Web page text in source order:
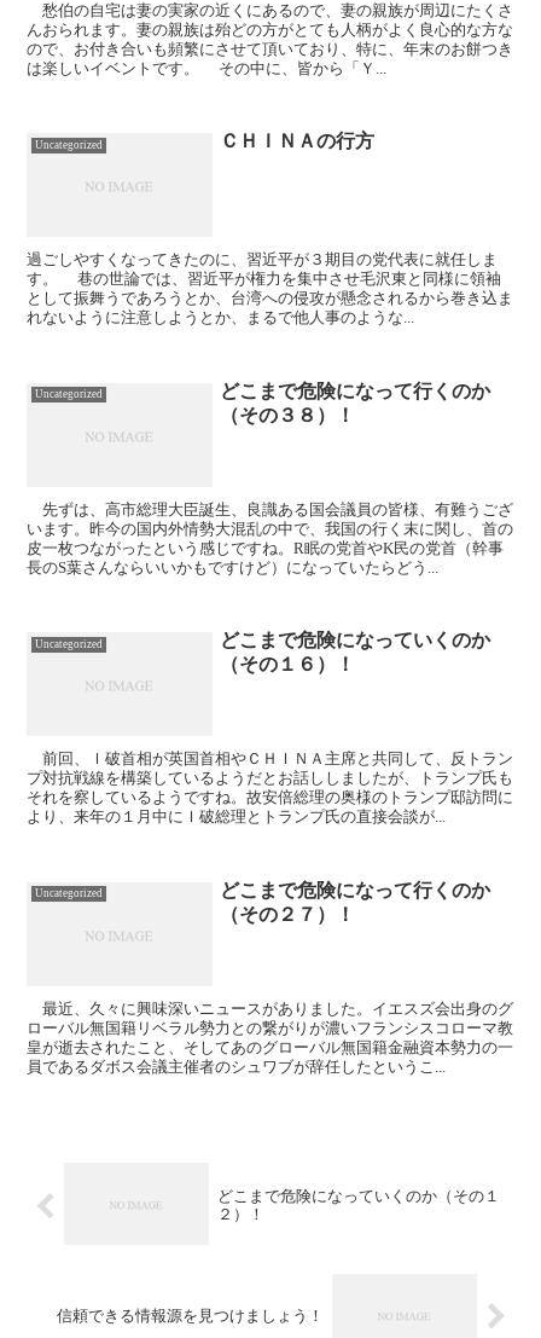
愁伯の自宅は妻の実家の近くにあるので、妻の親族が周辺にたくさ
んおられます。妻の親族は殆どの方がとても人柄がよく良心的な方な
ので、お付き合いも頻繁にさせて頂いており、特に、年末のお餅つき
は楽しいイベントです。 その中に、皆から「Ｙ...
Uncategorized ＣＨＩＮＡの行方
過ごしやすくなってきたのに、習近平が３期目の党代表に就任しま
す。 巷の世論では、習近平が権力を集中させ毛沢東と同様に領袖
として振舞うであろうとか、台湾への侵攻が懸念されるから巻き込ま
れないように注意しようとか、まるで他人事のような...
Uncategorized
どこまで危険になって行くのか
（その３８）！
先ずは、高市総理大臣誕生、良識ある国会議員の皆様、有難うござ
います。昨今の国内外情勢大混乱の中で、我国の行く末に関し、首の
皮一枚つながったという感じですね。R眠の党首やK民の党首（幹事
長のS葉さんならいいかもですけど）になっていたらどう...
Uncategorized
どこまで危険になっていくのか
（その１６）！
前回、Ｉ破首相が英国首相やＣＨＩＮＡ主席と共同して、反トラン
プ対抗戦線を構築しているようだとお話ししましたが、トランプ氏も
それを察しているようですね。故安倍総理の奥様のトランプ邸訪問に
より、来年の１月中にＩ破総理とトランプ氏の直接会談が...
Uncategorized
どこまで危険になって行くのか
（その２７）！
最近、久々に興味深いニュースがありました。イエスズ会出身のグ
ローバル無国籍リベラル勢力との繋がりが濃いフランシスコローマ教
皇が逝去されたこと、そしてあのグローバル無国籍金融資本勢力の一
員であるダボス会議主催者のシュワブが辞任したというこ...
どこまで危険になっていくのか（その１
２）！
信頼できる情報源を見つけましょう！